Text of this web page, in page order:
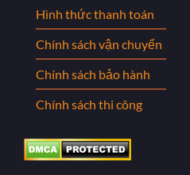
Hình thức thanh toán
Chính sách vận chuyển
Chính sách bảo hành
Chính sách thi công